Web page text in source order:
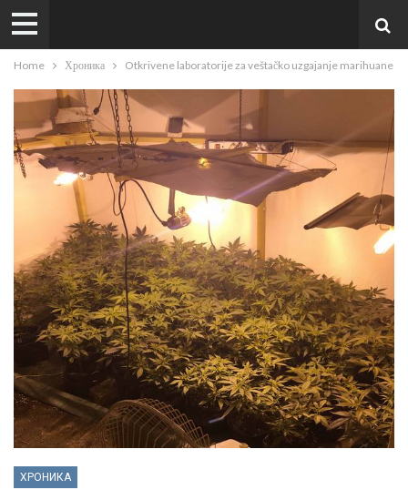
Home Хроника Otkrivene laboratorije za veštačko uzgajanje marihuane
ХРОНИКА